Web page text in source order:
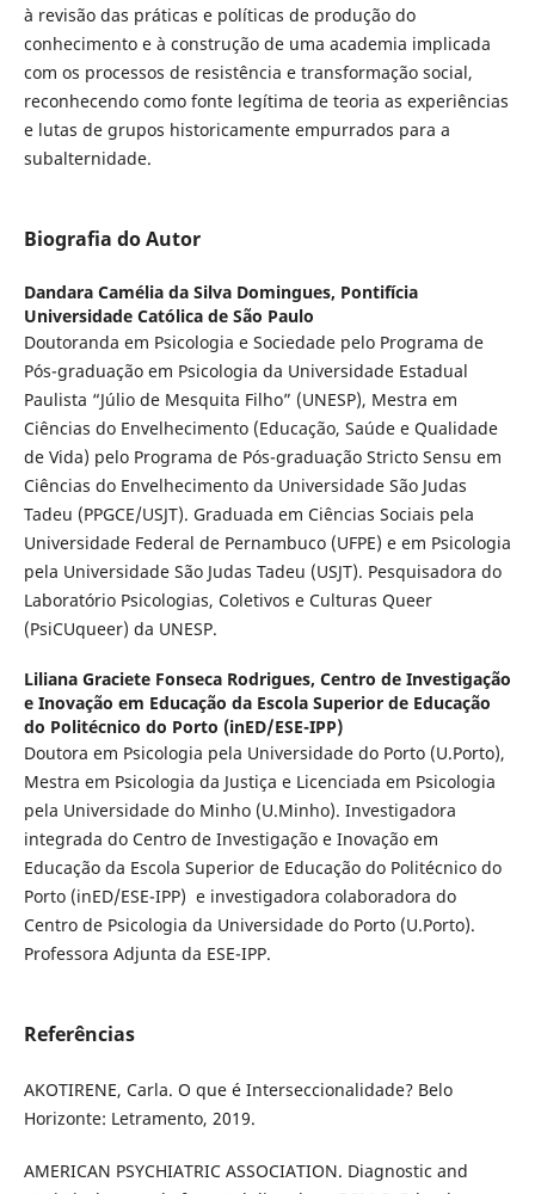
à revisão das práticas e políticas de produção do
conhecimento e à construção de uma academia implicada
com os processos de resistência e transformação social,
reconhecendo como fonte legítima de teoria as experiências
e lutas de grupos historicamente empurrados para a
subalternidade.
Biografia do Autor
Dandara Camélia da Silva Domingues, Pontifícia
Universidade Católica de São Paulo
Doutoranda em Psicologia e Sociedade pelo Programa de
Pós-graduação em Psicologia da Universidade Estadual
Paulista “Júlio de Mesquita Filho” (UNESP), Mestra em
Ciências do Envelhecimento (Educação, Saúde e Qualidade
de Vida) pelo Programa de Pós-graduação Stricto Sensu em
Ciências do Envelhecimento da Universidade São Judas
Tadeu (PPGCE/USJT). Graduada em Ciências Sociais pela
Universidade Federal de Pernambuco (UFPE) e em Psicologia
pela Universidade São Judas Tadeu (USJT). Pesquisadora do
Laboratório Psicologias, Coletivos e Culturas Queer
(PsiCUqueer) da UNESP.
Liliana Graciete Fonseca Rodrigues, Centro de Investigação
e Inovação em Educação da Escola Superior de Educação
do Politécnico do Porto (inED/ESE-IPP)
Doutora em Psicologia pela Universidade do Porto (U.Porto),
Mestra em Psicologia da Justiça e Licenciada em Psicologia
pela Universidade do Minho (U.Minho). Investigadora
integrada do Centro de Investigação e Inovação em
Educação da Escola Superior de Educação do Politécnico do
Porto (inED/ESE-IPP) e investigadora colaboradora do
Centro de Psicologia da Universidade do Porto (U.Porto).
Professora Adjunta da ESE-IPP.
Referências
AKOTIRENE, Carla. O que é Interseccionalidade? Belo
Horizonte: Letramento, 2019.
AMERICAN PSYCHIATRIC ASSOCIATION. Diagnostic and